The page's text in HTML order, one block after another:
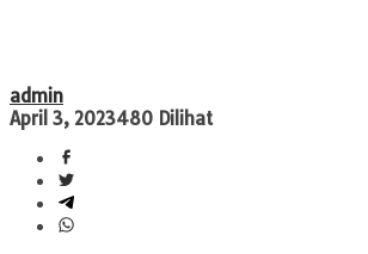
admin
April 3, 2023480 Dilihat